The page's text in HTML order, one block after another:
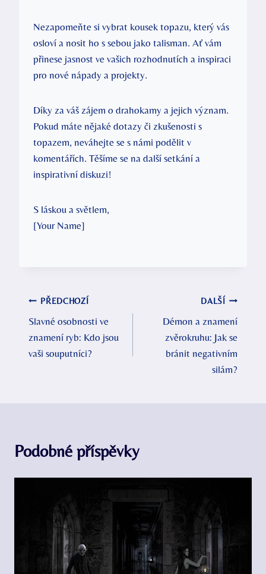
Nezapomeňte si vybrat kousek topazu, který vás
osloví a nosit ho s sebou jako talisman. Ať vám
přinese jasnost ve vašich rozhodnutích a inspiraci
pro nové nápady a projekty.
Díky za váš zájem o drahokamy a jejich význam.
Pokud máte nějaké dotazy či zkušenosti s
topazem, neváhejte se s námi podělit v
komentářích. Těšíme se na další setkání a
inspirativní diskuzi!
S láskou a světlem,
[Your Name]
Navigace
pro
příspěvek
PŘEDCHOZÍ
Slavné osobnosti ve
znamení ryb: Kdo jsou
vaši souputníci?
DALŠÍ
Démon a znamení
zvěrokruhu: Jak se
bránit negativním
silám?
Podobné příspěvky